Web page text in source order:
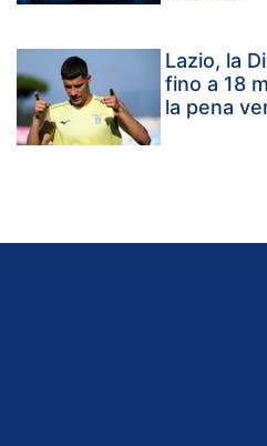
Lazio, la
fino a 18
la pena